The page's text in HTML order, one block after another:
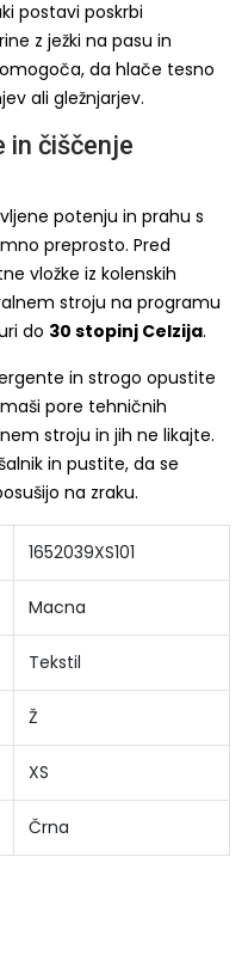
postavi poskrbi
z ježki na pasu in
da hlače tesno
ali gležnjarjev.
in čiščenje
potenju in prahu s
preprosto. Pred
vložke iz kolenskih
stroju na programu
do 30 stopinj Celzija.
in strogo opustite
pore tehničnih
stroju in jih ne likajte.
in pustite, da se
na zraku.
1652039XS101
Macna
Tekstil
Ž
XS
Črna